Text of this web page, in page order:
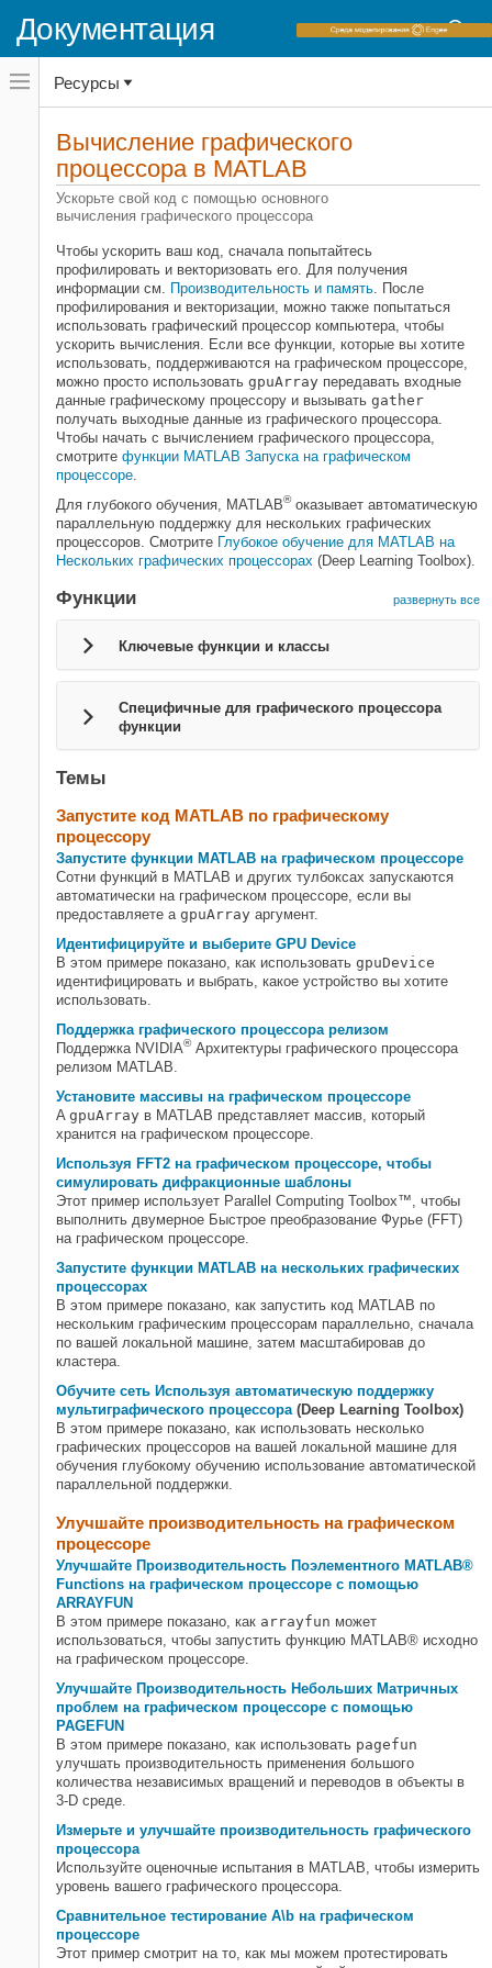
Документация
Переключатель
навигационного
меню
переключатель
навигационного
Parallel Computing Toolbox
Вычисление графического процессора
Категория
Вычисление графического
процессора в MATLAB
Графический процессор CUDA и
программирование MEX
Ресурсы
Вычисление графического
процессора в MATLAB
Ускорьте свой код с помощью основного
вычисления графического процессора
Чтобы ускорить ваш код, сначала попытайтесь
профилировать и векторизовать его. Для получения
информации см. Производительность и память. После
профилирования и векторизации, можно также попытаться
использовать графический процессор компьютера, чтобы
ускорить вычисления. Если все функции, которые вы хотите
использовать, поддерживаются на графическом процессоре,
можно просто использовать gpuArray передавать входные
данные графическому процессору и вызывать gather
получать выходные данные из графического процессора.
Чтобы начать с вычислением графического процессора,
смотрите функции MATLAB Запуска на графическом
процессоре.
Для глубокого обучения, MATLAB®оказывает автоматическую
параллельную поддержку для нескольких графических
процессоров. Смотрите Глубокое обучение для MATLAB на
Нескольких графических процессорах (Deep Learning Toolbox).
Функции развернуть все
Ключевые функции и классы
Специфичные для графического процессора
функции
Темы
Запустите код MATLAB по графическому
процессору
Запустите функции MATLAB на графическом процессоре
Сотни функций в MATLAB и других тулбоксах запускаются
автоматически на графическом процессоре, если вы
предоставляете a gpuArray аргумент.
Идентифицируйте и выберите GPU Device
В этом примере показано, как использовать gpuDevice
идентифицировать и выбрать, какое устройство вы хотите
использовать.
Поддержка графического процессора релизом
Поддержка NVIDIA®Архитектуры графического процессора
релизом MATLAB.
Установите массивы на графическом процессоре
A gpuArray в MATLAB представляет массив, который
хранится на графическом процессоре.
Используя FFT2 на графическом процессоре, чтобы
симулировать дифракционные шаблоны
Этот пример использует Parallel Computing Toolbox™, чтобы
выполнить двумерное Быстрое преобразование Фурье (FFT)
на графическом процессоре.
Запустите функции MATLAB на нескольких графических
процессорах
В этом примере показано, как запустить код MATLAB по
нескольким графическим процессорам параллельно, сначала
по вашей локальной машине, затем масштабировав до
кластера.
Обучите сеть Используя автоматическую поддержку
мультиграфического процессора(Deep Learning Toolbox)
В этом примере показано, как использовать несколько
графических процессоров на вашей локальной машине для
обучения глубокому обучению использование автоматической
параллельной поддержки.
Улучшайте производительность на графическом
процессоре
Улучшайте Производительность Поэлементного MATLAB®
Functions на графическом процессоре с помощью
ARRAYFUN
В этом примере показано, как arrayfun может
использоваться, чтобы запустить функцию MATLAB® исходно
на графическом процессоре.
Улучшайте Производительность Небольших Матричных
проблем на графическом процессоре с помощью
PAGEFUN
В этом примере показано, как использовать pagefun
улучшать производительность применения большого
количества независимых вращений и переводов в объекты в
3-D среде.
Измерьте и улучшайте производительность графического
процессора
Используйте оценочные испытания в MATLAB, чтобы измерить
уровень вашего графического процессора.
Сравнительное тестирование A\b на графическом
процессоре
Этот пример смотрит на то, как мы можем протестировать